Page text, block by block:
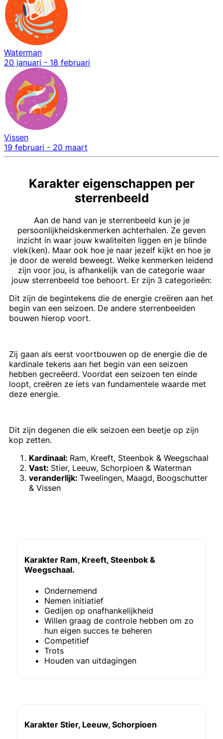
Waterman
20 januari - 18 februari
Vissen
19 februari - 20 maart
Karakter eigenschappen per
sterrenbeeld
Aan de hand van je sterrenbeeld kun je je
persoonlijkheidskenmerken achterhalen. Ze geven
inzicht in waar jouw kwaliteiten liggen en je blinde
vlek(ken). Maar ook hoe je naar jezelf kijkt en hoe je
je door de wereld beweegt. Welke kenmerken leidend
zijn voor jou, is afhankelijk van de categorie waar
jouw sterrenbeeld toe behoort. Er zijn 3 categorieën:
Dit zijn de begintekens die de energie creëren aan het
begin van een seizoen. De andere sterrenbeelden
bouwen hierop voort.
Zij gaan als eerst voortbouwen op de energie die de
kardinale tekens aan het begin van een seizoen
hebben gecreëerd. Voordat een seizoen ten einde
loopt, creëren ze iets van fundamentele waarde met
deze energie.
Dit zijn degenen die elk seizoen een beetje op zijn
kop zetten.
Kardinaal: Ram, Kreeft, Steenbok & Weegschaal
Vast: Stier, Leeuw, Schorpioen & Waterman
veranderlijk: Tweelingen, Maagd, Boogschutter
& Vissen
Karakter Ram, Kreeft, Steenbok &
Weegschaal.
Ondernemend
Nemen initiatief
Gedijen op onafhankelijkheid
Willen graag de controle hebben om zo
hun eigen succes te beheren
Competitief
Trots
Houden van uitdagingen
Karakter Stier, Leeuw, Schorpioen